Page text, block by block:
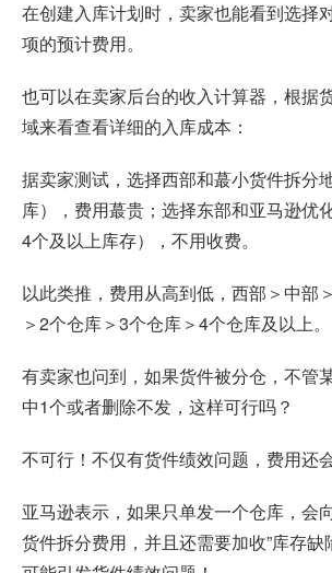
在创建入库计划时，卖家也能看到选择
项的预计费用。
也可以在卖家后台的收入计算器，根据
域来看查看详细的入库成本：
据卖家测试，选择西部和蕞小货件拆分
库），费用蕞贵；选择东部和亚马逊优
4个及以上库存），不用收费。
以此类推，费用从高到低，西部＞中部
＞2个仓库＞3个仓库＞4个仓库及以上。
有卖家也问到，如果货件被分仓，不管
中1个或者删除不发，这样可行吗？
不可行！不仅有货件绩效问题，费用还
亚马逊表示，如果只单发一个仓库，会
货件拆分费用，并且还需要加收”库存缺